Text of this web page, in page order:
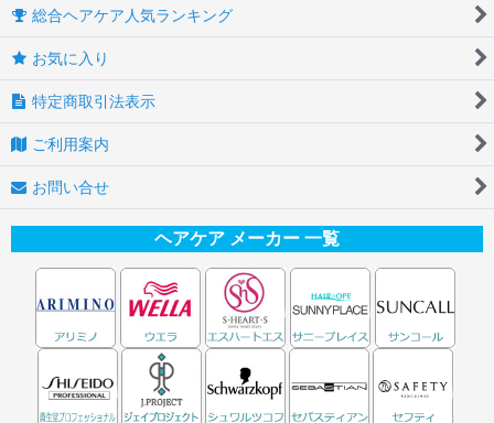
総合ヘアケア人気ランキング
お気に入り
特定商取引法表示
ご利用案内
お問い合せ
ヘアケア メーカー 一覧